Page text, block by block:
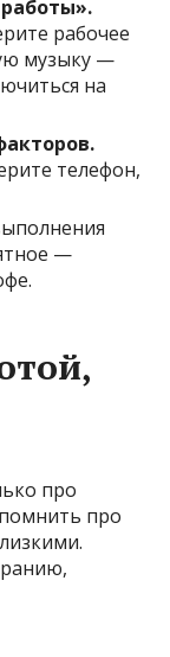
рабочее
музыку —
на
телефон,
—
про
про